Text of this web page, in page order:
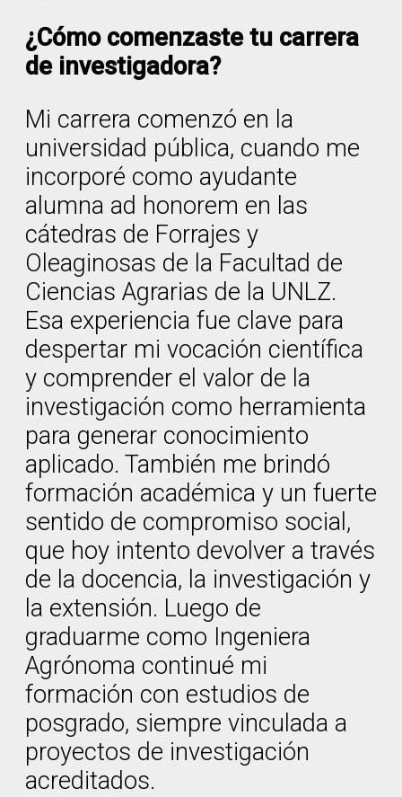
¿Cómo comenzaste tu carrera
de investigadora?
Mi carrera comenzó en la
universidad pública, cuando me
incorporé como ayudante
alumna ad honorem en las
cátedras de Forrajes y
Oleaginosas de la Facultad de
Ciencias Agrarias de la UNLZ.
Esa experiencia fue clave para
despertar mi vocación científica
y comprender el valor de la
investigación como herramienta
para generar conocimiento
aplicado. También me brindó
formación académica y un fuerte
sentido de compromiso social,
que hoy intento devolver a través
de la docencia, la investigación y
la extensión. Luego de
graduarme como Ingeniera
Agrónoma continué mi
formación con estudios de
posgrado, siempre vinculada a
proyectos de investigación
acreditados.